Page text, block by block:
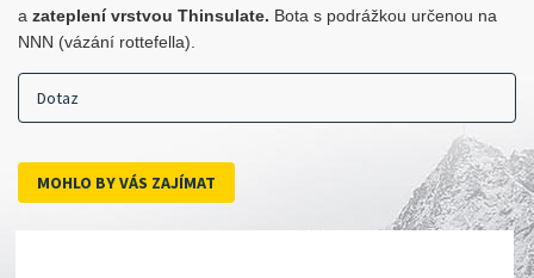
a zateplení vrstvou Thinsulate. Bota s podrážkou určenou na
NNN (vázání rottefella).
Dotaz
MOHLO BY VÁS ZAJÍMAT